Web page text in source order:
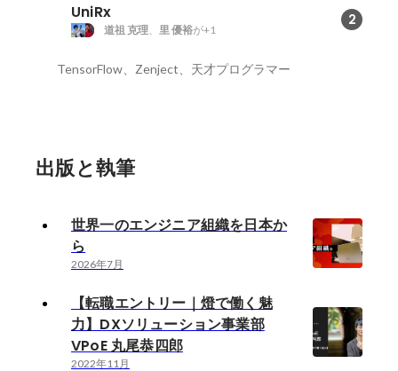
UniRx 2
道祖 克理 里 優裕が+1
TensorFlow、Zenject、天才プログラマー
出版と執筆
世界一のエンジニア組織を日本か
ら
2026年7月
【転職エントリー｜燈で働く魅
力】DXソリューション事業部
VPoE 丸尾恭四郎
2022年11月